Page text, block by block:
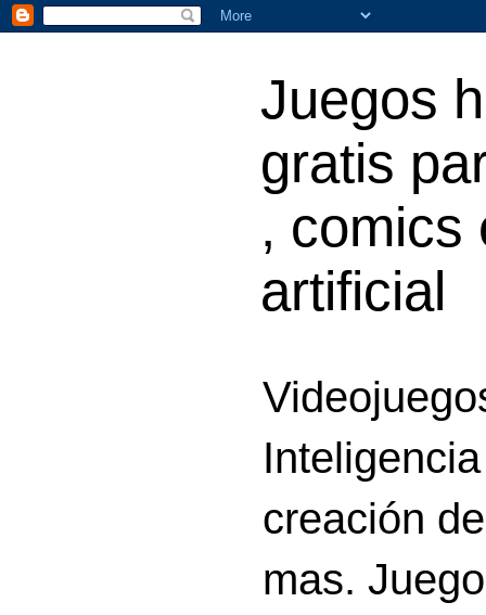
Juegos
gratis
, comics
artificial
creación
mas.